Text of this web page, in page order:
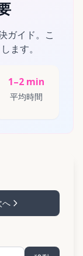
ガイド。こ
ます。
1–2 min
平均時間
へ